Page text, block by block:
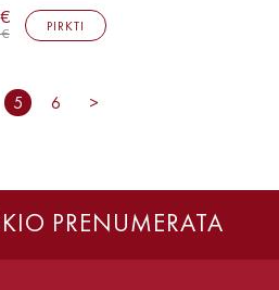
€
PIRKTI
5 6 >
PRENUMERATA